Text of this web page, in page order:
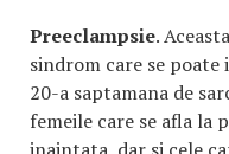
Preeclampsie.
sindrom care se
20-a saptamana de
femeile care se afla la